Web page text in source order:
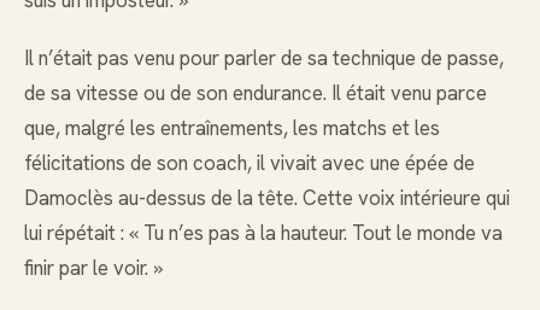
Il n’était pas venu pour parler de sa technique de passe,
de sa vitesse ou de son endurance. Il était venu parce
que, malgré les entraînements, les matchs et les
félicitations de son coach, il vivait avec une épée de
Damoclès au-dessus de la tête. Cette voix intérieure qui
lui répétait : « Tu n’es pas à la hauteur. Tout le monde va
finir par le voir. »